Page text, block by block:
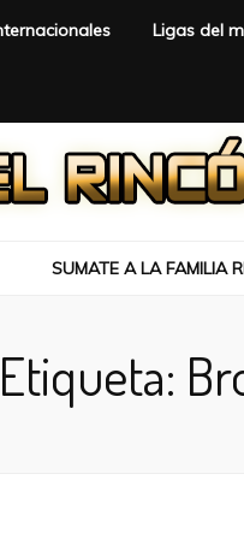
Ligas del
SUMATE A LA FAMILIA
Etiqueta: